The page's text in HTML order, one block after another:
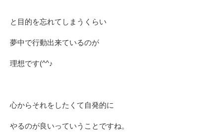
と目的を忘れてしまうくらい
夢中で行動出来ているのが
理想です(^^♪
心からそれをしたくて自発的に
やるのが良いっていうことですね。